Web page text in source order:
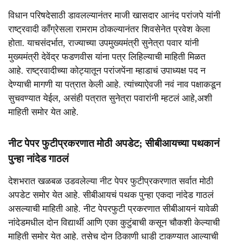
विधान परिषदेसाठी डावलल्यानंतर माजी खासदार आनंद परांजपे यांनी
राष्ट्रवादी काँग्रेसला रामराम ठोकल्यानंतर शिवसेनेत प्रवेश केला
होता. याचसंदर्भात, राज्याच्या उपमुख्यमंत्री सुनेत्रा पवार यांनी
मुख्यमंत्री देवेंद्र फडणवीस यांना पत्र लिहिल्याची माहिती मिळत
आहे. राष्ट्रवादीच्या कोट्यातून परांजपेंना म्हाडाचं उपाध्यक्ष पद न
देण्याची मागणी या पत्रात केली आहे. त्यांच्याऐवजी नवं नाव पक्षाकडून
सुचवण्यात येईल, असंही पत्रात सुनेत्रा पवारांनी म्हटलं आहे,अशी
माहिती समोर येत आहे.
नीट पेपर फुटीप्रकरणात मोठी अपडेट; सीबीआयच्या पथकानं
पुन्हा नांदेड गाठलं
देशभरात खळबळ उडवलेल्या नीट पेपर फुटीप्रकरणात सर्वात मोठी
अपडेट समोर येत आहे. सीबीआयचं पथक पुन्हा एकदा नांदेड गाठलं
असल्याची माहिती आहे. नीट पेपरफुटी प्रकरणात सीबीआयनं यावेळी
नांदेडमधील दोन विद्यार्थी आणि एका कुटुंबाची कसून चौकशी केल्याची
माहिती समोर येत आहे. तसेच दोन ठिकाणी धाडी टाकण्यात आल्याची